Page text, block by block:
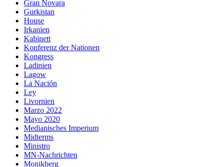
Gran Novara
Gurkistan
House
Irkanien
Kabinett
Konferenz der Nationen
Kongress
Ladinien
Lagow
La Nación
Ley
Livornien
Marzo 2022
Mayo 2020
Medianisches Imperium
Midterms
Ministro
MN-Nachrichten
Monikberg